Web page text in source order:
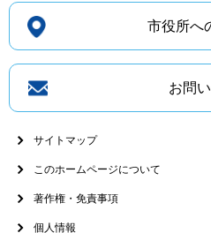
市役所へ
お問
サイトマップ
このホームページについて
著作権・免責事項
個人情報